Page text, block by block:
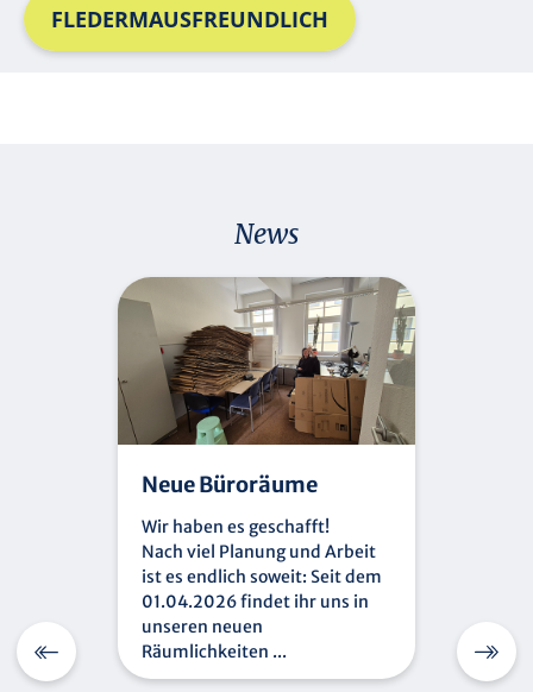
FLEDERMAUSFREUNDLICH
News
Neue Büroräume
Wir haben es geschafft!
Nach viel Planung und Arbeit
ist es endlich soweit: Seit dem
01.04.2026 findet ihr uns in
unseren neuen
Räumlichkeiten ...